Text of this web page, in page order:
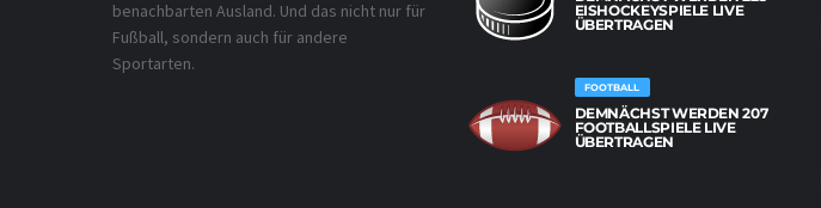
benachbarten Ausland. Und das nicht nur für
Fußball, sondern auch für andere
Sportarten.
EISHOCKEYSPIELE LIVE
ÜBERTRAGEN
FOOTBALL
DEMNÄCHST WERDEN 207
FOOTBALLSPIELE LIVE
ÜBERTRAGEN